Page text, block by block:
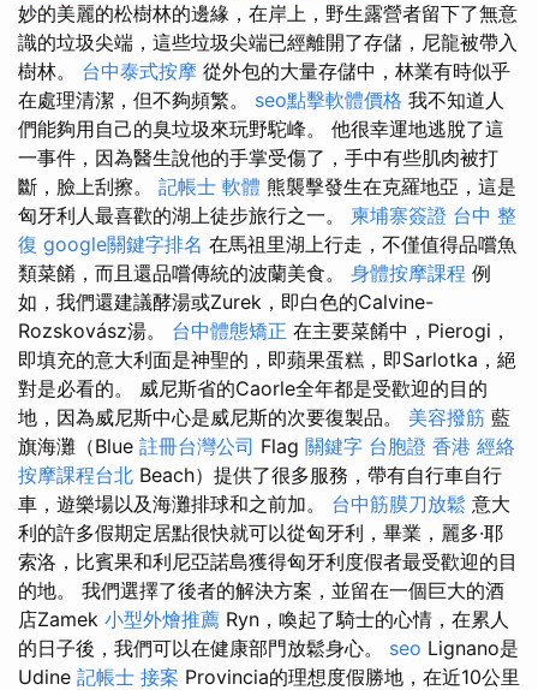
妙的美麗的松樹林的邊緣，在岸上，野生露營者留下了無意
識的垃圾尖端，這些垃圾尖端已經離開了存儲，尼龍被帶入
樹林。 台中泰式按摩 從外包的大量存儲中，林業有時似乎
在處理清潔，但不夠頻繁。 seo點擊軟體價格 我不知道人
們能夠用自己的臭垃圾來玩野駝峰。 他很幸運地逃脫了這
一事件，因為醫生說他的手掌受傷了，手中有些肌肉被打
斷，臉上刮擦。 記帳士 軟體 熊襲擊發生在克羅地亞，這是
匈牙利人最喜歡的湖上徒步旅行之一。 柬埔寨簽證 台中 整
復 google關鍵字排名 在馬祖里湖上行走，不僅值得品嚐魚
類菜餚，而且還品嚐傳統的波蘭美食。 身體按摩課程 例
如，我們還建議酵湯或Zurek，即白色的Calvine-
Rozskovász湯。 台中體態矯正 在主要菜餚中，Pierogi，
即填充的意大利面是神聖的，即蘋果蛋糕，即Sarlotka，絕
對是必看的。 威尼斯省的Caorle全年都是受歡迎的目的
地，因為威尼斯中心是威尼斯的次要復製品。 美容撥筋 藍
旗海灘（Blue 註冊台灣公司 Flag 關鍵字 台胞證 香港 經絡
按摩課程台北 Beach）提供了很多服務，帶有自行車自行
車，遊樂場以及海灘排球和之前加。 台中筋膜刀放鬆 意大
利的許多假期定居點很快就可以從匈牙利，畢業，麗多·耶
索洛，比賓果和利尼亞諾島獲得匈牙利度假者最受歡迎的目
的地。 我們選擇了後者的解決方案，並留在一個巨大的酒
店Zamek 小型外燴推薦 Ryn，喚起了騎士的心情，在累人
的日子後，我們可以在健康部門放鬆身心。 seo Lignano是
Udine 記帳士 接案 Provincia的理想度假勝地，在近10公里